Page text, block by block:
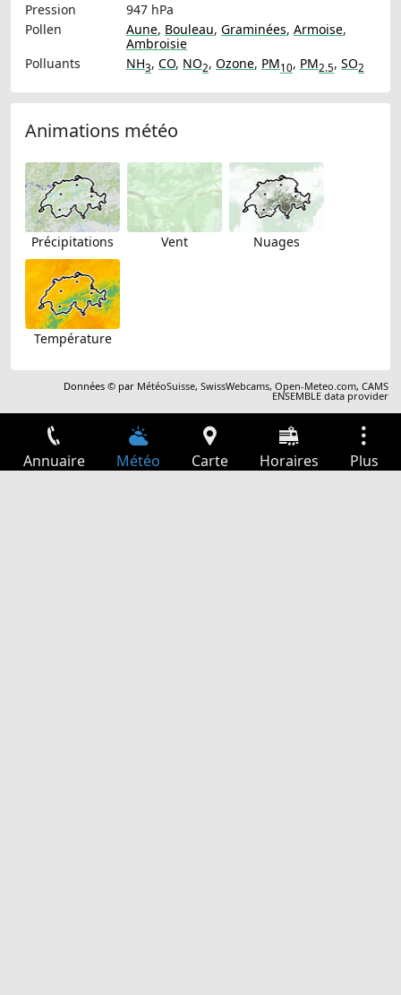
Pression
947 hPa
Pollen
Aune, Bouleau, Graminées, Armoise,
Ambroisie
Polluants
NH3, CO, NO2, Ozone, PM10, PM2.5, SO2
Animations météo
Précipitations Vent Nuages
Température
Données © par MétéoSuisse,SwissWebcams,Open-Meteo.com,CAMS
ENSEMBLE data provider
Annuaire Météo Carte Horaires Plus